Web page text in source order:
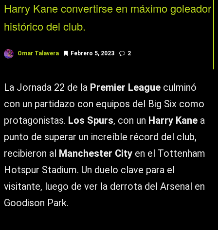
Harry Kane convertirse en máximo goleador
histórico del club.
Omar Talavera Febrero 5, 2023 2
La Jornada 22 de la Premier League culminó
con un partidazo con equipos del Big Six como
protagonistas. Los Spurs, con un Harry Kane a
punto de superar un increíble récord del club,
recibieron al Manchester City en el Tottenham
Hotspur Stadium. Un duelo clave para el
visitante, luego de ver la derrota del Arsenal en
Goodison Park.